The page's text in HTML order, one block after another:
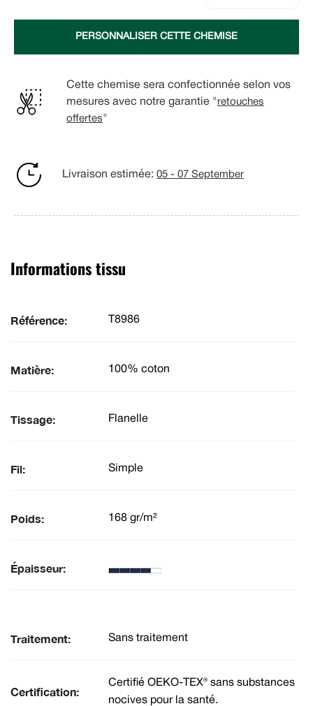
PERSONNALISER CETTE CHEMISE
Cette chemise sera confectionnée selon vos
mesures avec notre garantie " retouches
offertes"
Livraison estimée: 05 - 07 September
Informations tissu
Référence: T8986
Matière: 100% coton
Tissage: Flanelle
Fil: Simple
Poids: 168 gr/m²
Épaisseur:
Traitement: Sans traitement
Certification:
Certifié OEKO-TEX® sans substances
nocives pour la santé.